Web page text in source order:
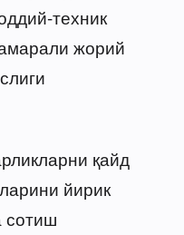
техник
жорий
қайд
йирик
сотиш